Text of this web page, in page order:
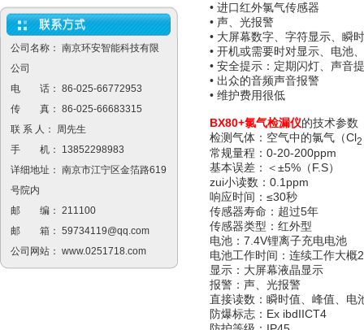
公司名称： 南京环安智能科技有限
公司
电 话： 86-025-66772953
传 真： 86-025-66683315
联 系 人： 周先生
手 机： 13852298983
详细地址： 南京市江宁区金箔路619
号院内
邮 编： 211100
邮 箱： 59734119@qq.com
公司网站： www.0251718.com
• 进口红外氯气传感器
• 声、光报警
• 大屏幕数字、字符显示、瞬
• 开机或需要时对显示、电池
• 安全提示：定期闪灯、声音
• 出众的音频声音报警
• 维护费用很低
BX80+氯气检漏仪的技术参数
检测气体：空气中的氯气（Cl2
常规量程：0-20-200ppm
基本误差：＜±5%（F.S）
zui小读数：0.1ppm
响应时间：≤30秒
传感器寿命：超过5年
传感器类型：红外型
电池：7.4V锂离子充电电池
电池工作时间：连续工作大概
显示：大屏幕液晶显示
报警：声、光报警
直接读数：瞬时值、峰值、电
防爆标志：Ex ibdIICT4